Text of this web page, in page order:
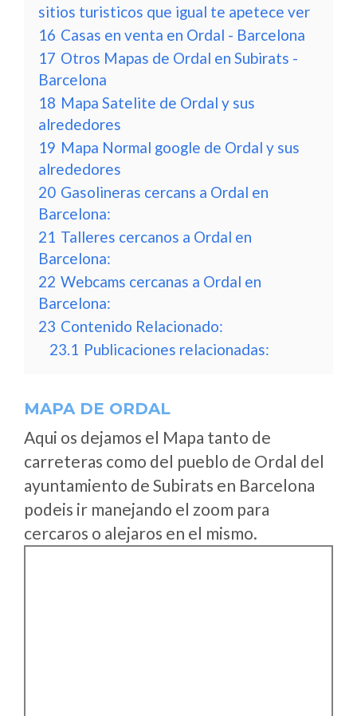
sitios turisticos que igual te apetece ver
16 Casas en venta en Ordal - Barcelona
17 Otros Mapas de Ordal en Subirats -
Barcelona
18 Mapa Satelite de Ordal y sus
alrededores
19 Mapa Normal google de Ordal y sus
alrededores
20 Gasolineras cercans a Ordal en
Barcelona:
21 Talleres cercanos a Ordal en
Barcelona:
22 Webcams cercanas a Ordal en
Barcelona:
23 Contenido Relacionado:
23.1 Publicaciones relacionadas:
MAPA DE ORDAL
Aqui os dejamos el Mapa tanto de
carreteras como del pueblo de Ordal del
ayuntamiento de Subirats en Barcelona
podeis ir manejando el zoom para
cercaros o alejaros en el mismo.